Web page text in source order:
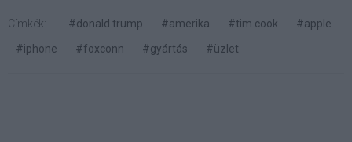
Címkék: #donald trump #amerika #tim cook
#apple
#iphone
#foxconn #gyártás #üzlet